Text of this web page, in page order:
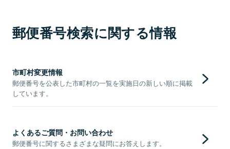
郵便番号検索に関する情報
市町村変更情報
郵便番号を公表した市町村の一覧を実施日の新しい順に掲載
しています。
よくあるご質問・お問い合わせ
郵便番号に関するさまざまな疑問にお答えします。